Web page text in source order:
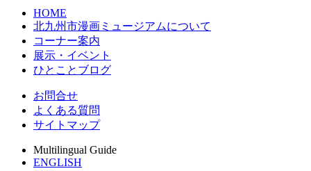
HOME
北九州市漫画ミュージアムについて
コーナー案内
展示・イベント
ひとことブログ
お問合せ
よくある質問
サイトマップ
Multilingual Guide
ENGLISH